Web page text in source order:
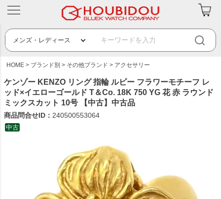
HOME ブランド別 その他ブランド アクセサリー
ケンゾー KENZO リング 指輪 ルビー フラワーモチーフ レ
ッド×イエローゴールド T＆Co. 18K 750 YG 花 赤 ラウンド
ミックスカット 10号 【中古】中古品
商品問合せID： 240500553064
中古